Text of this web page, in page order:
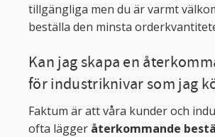
tillgängliga men du är varmt
beställa den minsta
Kan jag skapa en
för industriknivar som jag
Faktum är att våra kunder och
ofta lägger återkommande